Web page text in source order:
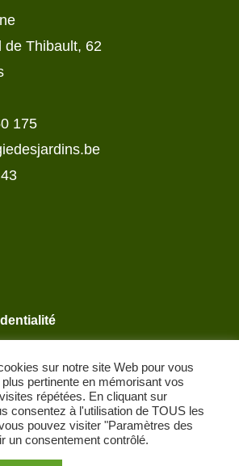
de Thibault, 62
175
sur notre site Web pour vous
pertinente en mémorisant vos
répétées. En cliquant sur
consentez à l'utilisation de TOUS les
pouvez visiter "Paramètres des
un consentement contrôlé.